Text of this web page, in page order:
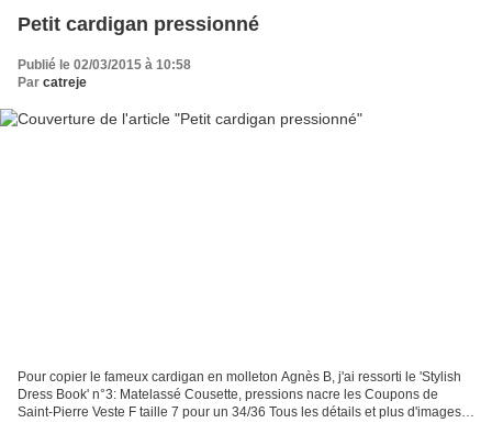
Petit cardigan pressionné
Publié le 02/03/2015 à 10:58
Par catreje
Pour copier le fameux cardigan en molleton Agnès B, j'ai ressorti le 'Stylish
Dress Book' n°3: Matelassé Cousette, pressions nacre les Coupons de
Saint-Pierre Veste F taille 7 pour un 34/36 Tous les détails et plus d'images